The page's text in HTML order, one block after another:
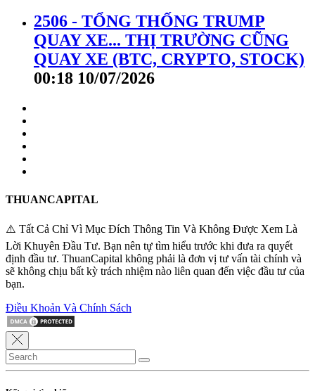
2506 - TỔNG THỐNG TRUMP
QUAY XE... THỊ TRƯỜNG CŨNG
QUAY XE (BTC, CRYPTO, STOCK)
00:18 10/07/2026
THUANCAPITAL
⚠️ Tất Cả Chỉ Vì Mục Đích Thông Tin Và Không Được Xem Là
Lời Khuyên Đầu Tư. Bạn nên tự tìm hiểu trước khi đưa ra quyết
định đầu tư. ThuanCapital không phải là đơn vị tư vấn tài chính và
sẽ không chịu bất kỳ trách nhiệm nào liên quan đến việc đầu tư của
bạn.
Điều Khoản Và Chính Sách